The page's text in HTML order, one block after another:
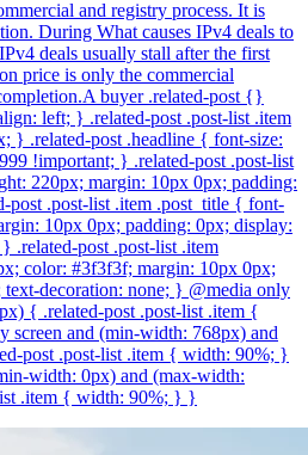
and registry process. It is
During What causes IPv4 deals to
deals usually stall after the first
price is only the commercial
buyer .related-post {}
left; } .related-post .post-list .item
} .related-post .headline { font-size:
!important; } .related-post .post-list
220px; margin: 10px 0px; padding:
post .post-list .item .post_title { font-
10px 0px; padding: 0px; display:
.related-post .post-list .item
color: #3f3f3f; margin: 10px 0px;
decoration: none; } @media only
{ .related-post .post-list .item {
and (min-width: 768px) and
post .post-list .item { width: 90%; }
width: 0px) and (max-width:
.item { width: 90%; } }